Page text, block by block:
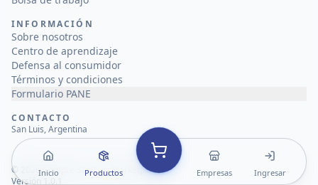
Inicio Productos Empresas Ingresar
INFORMACIÓN
Sobre nosotros
Centro de aprendizaje
Defensa al consumidor
Términos y condiciones
Formulario PANE
CONTACTO
San Luis, Argentina
© 2026Compre San Luis Marketplace
Versión 1.0.1